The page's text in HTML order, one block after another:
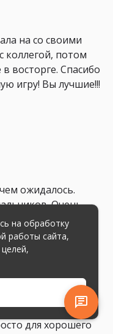
на со своими
коллегой, потом
восторге. Спасибо
игру! Вы лучшие!!!
ожидалось.
Очень
года)
для хорошего
на обработку
работы сайта,